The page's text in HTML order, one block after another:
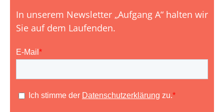
In unserem Newsletter „Aufgang A“ halten wir
Sie auf dem Laufenden.